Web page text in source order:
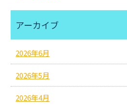
アーカイブ
2026年6月
2026年5月
2026年4月